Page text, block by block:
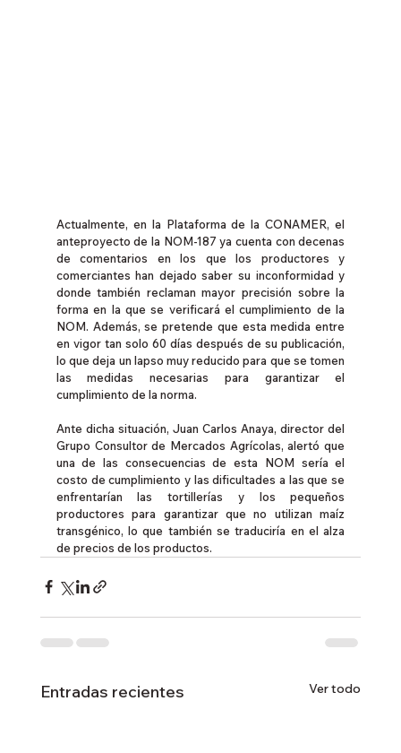
Actualmente, en la Plataforma de la CONAMER, el
anteproyecto de la NOM-187 ya cuenta con decenas
de comentarios en los que los productores y
comerciantes han dejado saber su inconformidad y
donde también reclaman mayor precisión sobre la
forma en la que se verificará el cumplimiento de la
NOM. Además, se pretende que esta medida entre
en vigor tan solo 60 días después de su publicación,
lo que deja un lapso muy reducido para que se tomen
las medidas necesarias para garantizar el
cumplimiento de la norma.
Ante dicha situación, Juan Carlos Anaya, director del
Grupo Consultor de Mercados Agrícolas, alertó que
una de las consecuencias de esta NOM sería el
costo de cumplimiento y las dificultades a las que se
enfrentarían las tortillerías y los pequeños
productores para garantizar que no utilizan maíz
transgénico, lo que también se traduciría en el alza
de precios de los productos.
Entradas recientes Ver todo